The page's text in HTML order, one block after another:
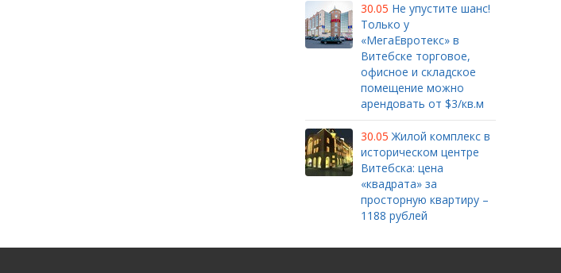
30.05 Не упустите шанс!
Только у
«МегаЕвротекс» в
Витебске торговое,
офисное и складское
помещение можно
арендовать от $3/кв.м
30.05 Жилой комплекс в
историческом центре
Витебска: цена
«квадрата» за
просторную квартиру –
1188 рублей